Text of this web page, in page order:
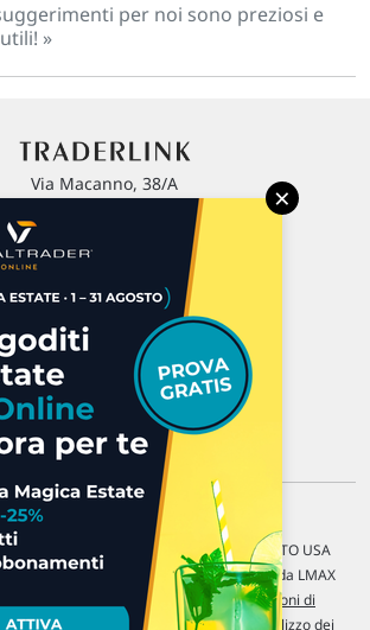
per noi sono preziosi e
»
Via Macanno, 38/A
P.IVA 02 452 460 401
Chi siamo
Commenti e segnalazioni
Contattaci
Italia s.r.l.
di borsa differite di 15 min. / MERCATO USA
Intrinio) / FOREX Quotazioni fornite da LMAX
l'accettazione delle nostre Condizioni di
MAR, delle Politiche sulla privacye dell' Utilizzo dei
×